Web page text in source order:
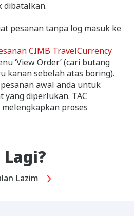
dibatalkan.
pesanan tanpa log masuk ke
CIMB TravelCurrency
‘View Order’ (cari butang
kanan sebelah atas boring).
awal anda untuk
yang diperlukan. TAC
proses
Lazim